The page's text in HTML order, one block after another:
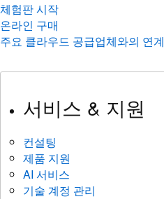
체험판 시작
온라인 구매
주요 클라우드 공급업체와의 연계
서비스 & 지원
컨설팅
제품 지원
AI 서비스
기술 계정 관리